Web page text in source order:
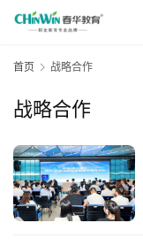
首页 战略合作
战略合作